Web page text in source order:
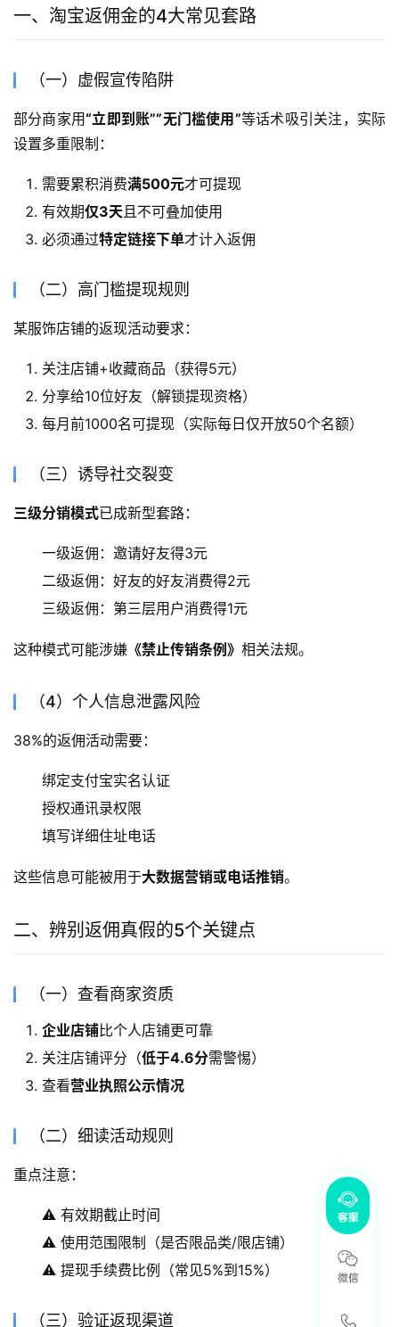
一、淘宝返佣金的4大常见套路
（一）虚假宣传陷阱
部分商家用“立即到账””无门槛使用”等话术吸引关注，实际
设置多重限制：
需要累积消费满500元才可提现
有效期仅3天且不可叠加使用
必须通过特定链接下单才计入返佣
（二）高门槛提现规则
某服饰店铺的返现活动要求：
关注店铺+收藏商品（获得5元）
分享给10位好友（解锁提现资格）
每月前1000名可提现（实际每日仅开放50个名额）
（三）诱导社交裂变
三级分销模式已成新型套路：
一级返佣：邀请好友得3元
二级返佣：好友的好友消费得2元
三级返佣：第三层用户消费得1元
这种模式可能涉嫌 《禁止传销条例》 相关法规。
（4）个人信息泄露风险
38%的返佣活动需要：
绑定支付宝实名认证
授权通讯录权限
填写详细住址电话
这些信息可能被用于大数据营销或电话推销。
二、辨别返佣真假的5个关键点
（一）查看商家资质
企业店铺比个人店铺更可靠
关注店铺评分（低于4.6分需警惕）
查看营业执照公示情况
（二）细读活动规则
重点注意：
⚠️ 有效期截止时间
⚠️ 使用范围限制（是否限品类/限店铺）
⚠️ 提现手续费比例（常见5%到15%）
（三）验证返现渠道